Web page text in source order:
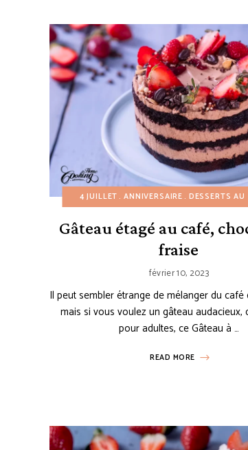
4 JUILLET ANNIVERSAIRE DESSERTS AU
Gâteau étagé au café,
fraise
février 10, 2023
Il peut sembler étrange de mélanger du café
mais si vous voulez un gâteau audacieux,
pour adultes, ce Gâteau à …
READ MORE